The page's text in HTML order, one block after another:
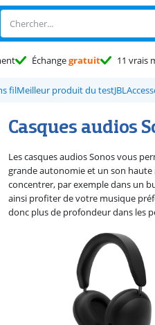
Échangegratuit 11 vrais
filMeilleur produit du testJBL
Casques audios
Les casques audios Sonos vous
grande autonomie et un son
concentrer, par exemple dans un
ainsi profiter de votre musique
donc plus de profondeur dans les